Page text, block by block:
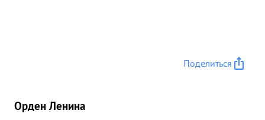
Поделиться
Орден Ленина